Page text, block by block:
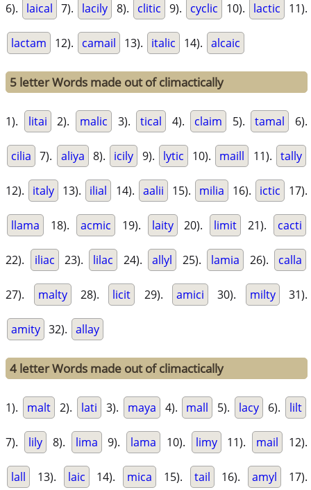
6). laical 7). lacily 8). clitic 9). cyclic 10). lactic 11).
lactam 12). camail 13). italic 14). alcaic
5 letter Words made out of climactically
1). litai 2). malic 3). tical 4). claim 5). tamal 6).
cilia 7). aliya 8). icily 9). lytic 10). maill 11). tally
12). italy 13). ilial 14). aalii 15). milia 16). ictic 17).
llama 18). acmic 19). laity 20). limit 21). cacti
22). iliac 23). lilac 24). allyl 25). lamia 26). calla
27). malty 28). licit 29). amici 30). milty 31).
amity 32). allay
4 letter Words made out of climactically
1). malt 2). lati 3). maya 4). mall 5). lacy 6). lilt
7). lily 8). lima 9). lama 10). limy 11). mail 12).
lall 13). laic 14). mica 15). tail 16). amyl 17).